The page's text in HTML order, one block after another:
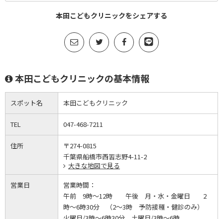
本田こどもクリニックをシェアする
本田こどもクリニックの基本情報
スポット名 本田こどもクリニック
TEL 047-468-7211
住所
〒274-0815
千葉県船橋市西習志野4-11-2
大きな地図で見る
営業日
営業時間：
午前 9時～12時 午後 月・水・金曜日 2
時～6時30分 （2～3時 予防接種・健診のみ）